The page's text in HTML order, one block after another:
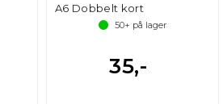
A6 Dobbelt kort
50+ på lager
35,-